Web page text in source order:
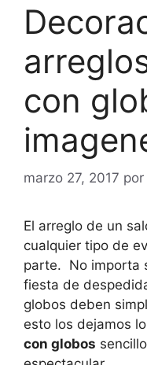
con
marzo 27, 2017 por
El arreglo de un
cualquier tipo de
parte. No importa
fiesta de
globos deben
esto los dejamos
con globos